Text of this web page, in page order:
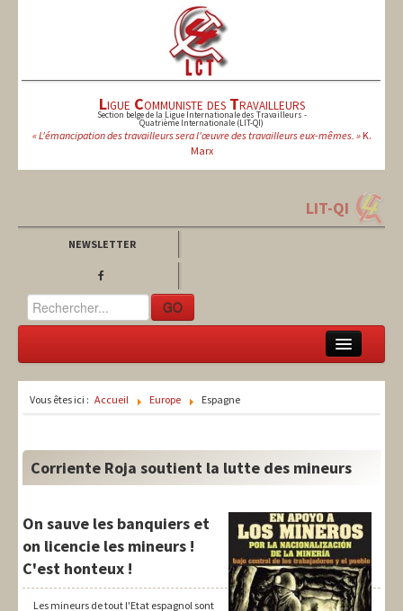
Ligue Communiste des Travailleurs
Section belge de la Ligue Internationale des Travailleurs -
Quatrième Internationale (LIT-QI)
« L'émancipation des travailleurs sera l'œuvre des travailleurs eux-mêmes. »K.
Marx
LIT-QI
NEWSLETTER
GO
International
Syndical
Vous êtes ici : Accueil Europe Espagne
Corriente Roja soutient la lutte des mineurs
On sauve les banquiers et
on licencie les mineurs !
C'est honteux !
Les mineurs de tout l'Etat espagnol sont